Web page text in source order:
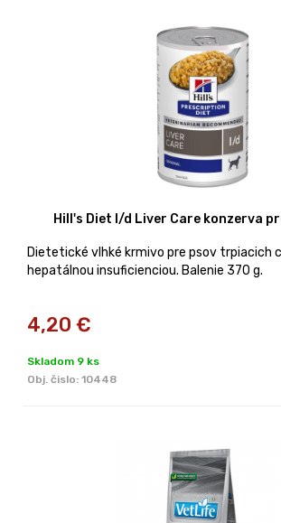
Hill's Diet l/d Liver Care konzerva
Dietetické vlhké krmivo pre psov trpiacich
hepatálnou insuficienciou. Balenie 370 g.
4,20 €
Skladom 9 ks
Obj. čislo: 10448